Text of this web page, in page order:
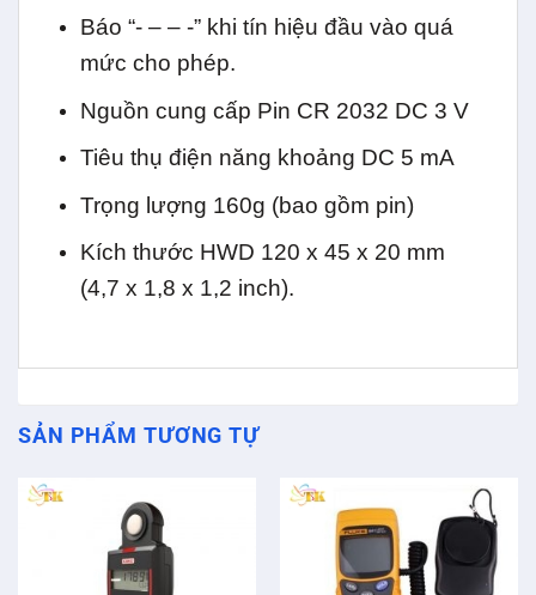
Báo “- – – -” khi tín hiệu đầu vào quá
mức cho phép.
Nguồn cung cấp Pin CR 2032 DC 3 V
Tiêu thụ điện năng khoảng DC 5 mA
Trọng lượng 160g (bao gồm pin)
Kích thước HWD 120 x 45 x 20 mm
(4,7 x 1,8 x 1,2 inch).
SẢN PHẨM TƯƠNG TỰ